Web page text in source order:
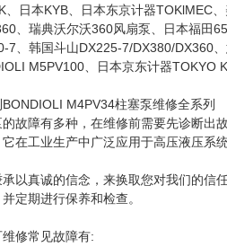
、日本KYB、日本东京计器TOKlMEC
、瑞典沃尔沃360风扇泵、日本福田
7、韩国斗山DX225-7/DX380/DX360
M5PV100、日本京东计器TOKYO
M4PV34柱塞泵维修全系列
故障有多种，在维修前需要先诊断出
在工业生产中广泛应用于高压液压系
以真诚的信念，来换取您对我们的信
定期进行保养和检查。
修常见故障有: